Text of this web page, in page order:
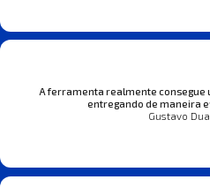
A ferramenta realmente consegue
entregando de maneira
Gustavo